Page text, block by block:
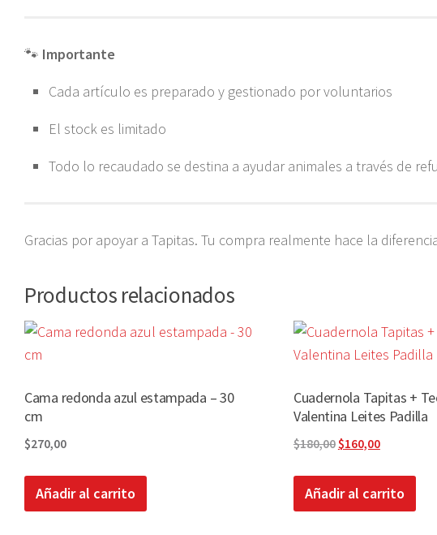
🐾 Importante
Cada artículo es preparado y gestionado por voluntarios
El stock es limitado
Todo lo recaudado se destina a ayudar animales a través de
Gracias por apoyar a Tapitas. Tu compra realmente hace la
Productos relacionados
Cama redonda azul estampada – 30
cm
$270,00
Añadir al carrito
Cuadernola Tapitas +
Valentina Leites Padilla
$180,00 El
original
era:
$160,00El
actual
es:
Añadir al carrito